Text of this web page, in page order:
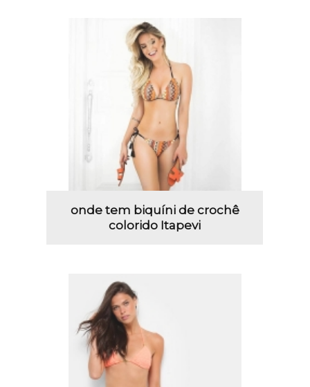
onde tem biquíni de crochê
colorido Itapevi